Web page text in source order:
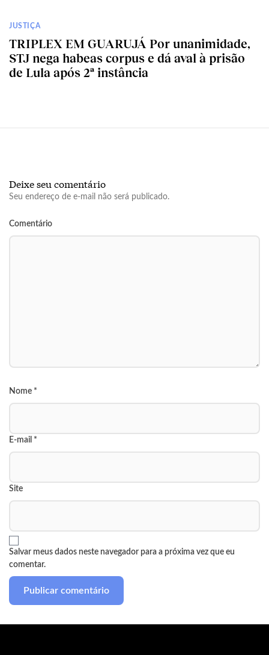
JUSTIÇA
TRIPLEX EM GUARUJÁ Por unanimidade,
STJ nega habeas corpus e dá aval à prisão
de Lula após 2ª instância
Deixe seu comentário
Seu endereço de e-mail não será publicado.
Comentário
Nome *
E-mail *
Site
Salvar meus dados neste navegador para a próxima vez que eu
comentar.